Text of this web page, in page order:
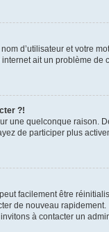
d’utilisateur et votre
ait un problème de
?!
une quelconque
de participer plus
facilement être
de nouveau rapidement.
à contacter un